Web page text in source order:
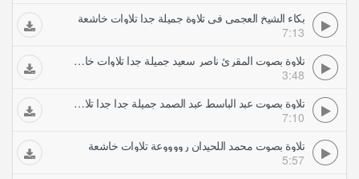
بكاء الشيخ العجمي في تلاوة جميلة جدا تلاوات خاشعة
7:13
تلاوة بصوت المقرئ ناصر سعيد جميلة جدا تلاوات خاشعة
3:48
تلاوة بصوت عبد الباسط عبد الصمد جميلة جدا جدا تلاوات خاشعة
7:10
تلاوة بصوت محمد اللحيدان رووووعة تلاوات خاشعة
5:57